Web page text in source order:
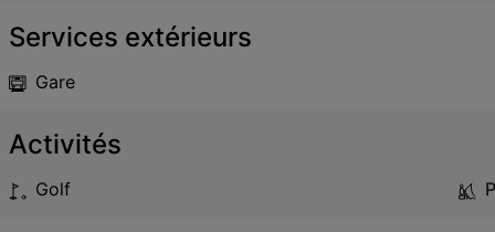
Services extérieurs
Gare
Activités
Golf